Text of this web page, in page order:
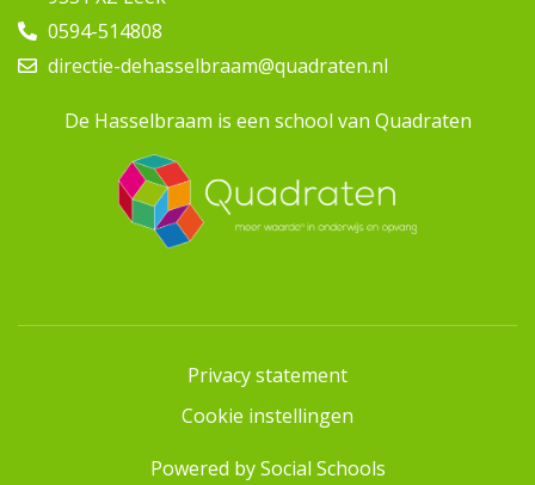
0594-514808
directie-dehasselbraam@quadraten.nl
De Hasselbraam is een school van Quadraten
Privacy statement
Cookie instellingen
Powered bySocial Schools